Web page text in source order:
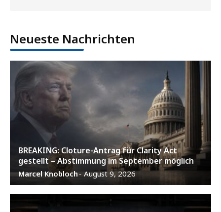
Neueste Nachrichten
BREAKING: Cloture-Antrag für Clarity Act
gestellt – Abstimmung im September möglich
Marcel Knobloch- August 9, 2026